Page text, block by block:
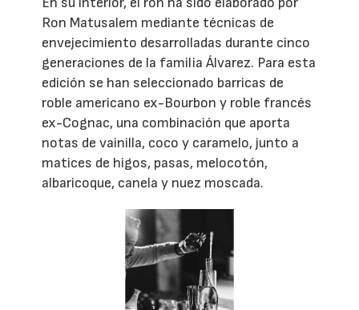
Ron Matusalem mediante técnicas de
envejecimiento desarrolladas durante cinco
generaciones de la familia Álvarez. Para esta
edición se han seleccionado barricas de
roble americano ex-Bourbon y roble francés
ex-Cognac, una combinación que aporta
notas de vainilla, coco y caramelo, junto a
matices de higos, pasas, melocotón,
albaricoque, canela y nuez moscada.